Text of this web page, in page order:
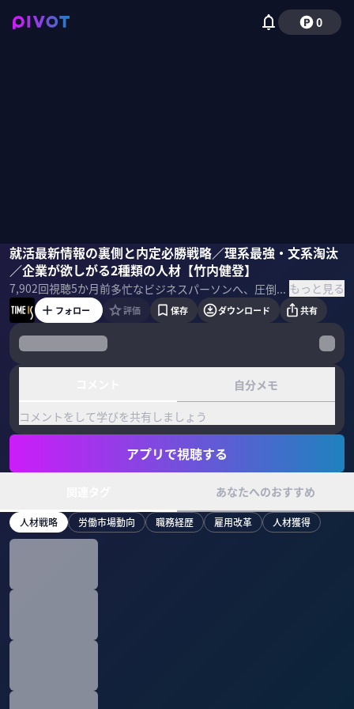
0
就活最新情報の裏側と内定必勝戦略／理系最強・文系淘汰
／企業が欲しがる2種類の人材【竹内健登】
7,902回視聴5か月前 多忙なビジネスパーソンへ、圧倒的な成果を上げている著名人が時間術のヒントを提供する「TIME IS」。今回は、就活塾「ホワイトアカデミー」代表・竹内健登氏に「就活最新トレンドと内定必勝戦略」を聞いた。 ＜出演者＞ 竹内健登｜就活塾「ホワイトアカデミー」代表 ＜参考書籍＞ 『子どもを一流ホワイト企業に内定させる方法』 もっと見る
竹内健登
フォロー 評価 保存 ダウンロード 共有
自分メモ
コメントをして学びを共有しましょう
アプリで視聴する
あなたへのおすすめ
人材戦略 労働市場動向 職務経歴 雇用改革 人材獲得